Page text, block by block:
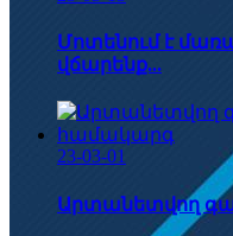
Մոտենում է
վճարենք...
23-03-01
Արտանետվող